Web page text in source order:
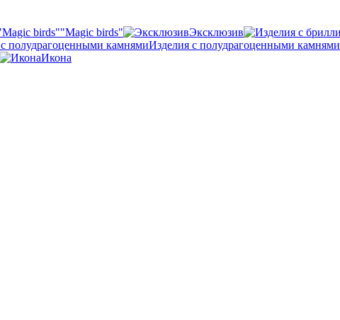
"Magic birds" Эксклюзив
Изделия с полудрагоценными камнями
Икона